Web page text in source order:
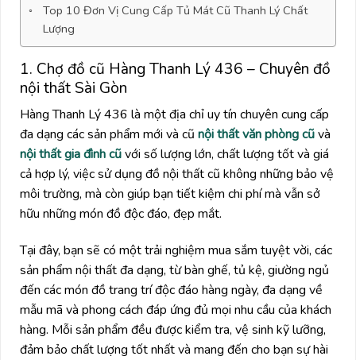
Top 10 Đơn Vị Cung Cấp Tủ Mát Cũ Thanh Lý Chất
Lượng
1. Chợ đồ cũ Hàng Thanh Lý 436 – Chuyên đồ
nội thất Sài Gòn
Hàng Thanh Lý 436 là một địa chỉ uy tín chuyên cung cấp
đa dạng các sản phẩm mới và cũ nội thất văn phòng cũvà
nội thất gia đình cũvới số lượng lớn, chất lượng tốt và giá
cả hợp lý, việc sử dụng đồ nội thất cũ không những bảo vệ
môi trường, mà còn giúp bạn tiết kiệm chi phí mà vẫn sở
hữu những món đồ độc đáo, đẹp mắt.
Tại đây, bạn sẽ có một trải nghiệm mua sắm tuyệt vời, các
sản phẩm nội thất đa dạng, từ bàn ghế, tủ kệ, giường ngủ
đến các món đồ trang trí độc đáo hàng ngày, đa dạng về
mẫu mã và phong cách đáp ứng đủ mọi nhu cầu của khách
hàng. Mỗi sản phẩm đều được kiểm tra, vệ sinh kỹ lưỡng,
đảm bảo chất lượng tốt nhất và mang đến cho bạn sự hài